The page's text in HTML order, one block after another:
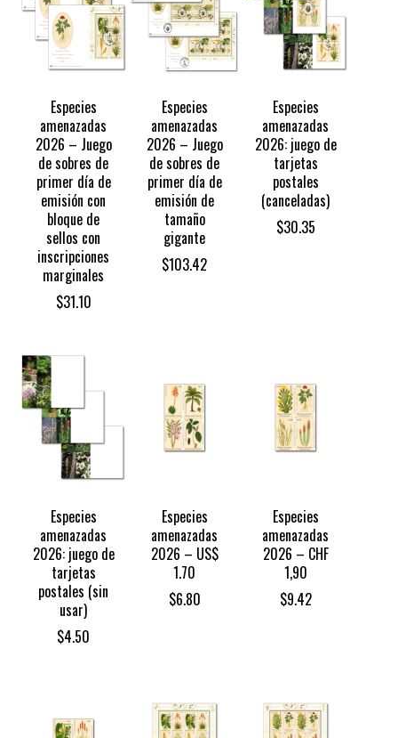
Especies
amenazadas
2026 – Juego
de sobres de
primer día de
emisión con
bloque de
sellos con
inscripciones
marginales
$31.10
Especies
amenazadas
2026 – Juego
de sobres de
primer día de
emisión de
tamaño
gigante
$103.42
Especies
amenazadas
2026: juego de
tarjetas
postales
(canceladas)
$30.35
Especies
amenazadas
2026: juego de
tarjetas
postales (sin
usar)
$4.50
Especies
amenazadas
2026 – US$
1.70
$6.80
Especies
amenazadas
2026 – CHF
1,90
$9.42